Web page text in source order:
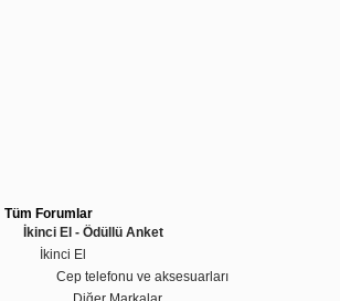
Tüm Forumlar
İkinci El - Ödüllü Anket
İkinci El
Cep telefonu ve aksesuarları